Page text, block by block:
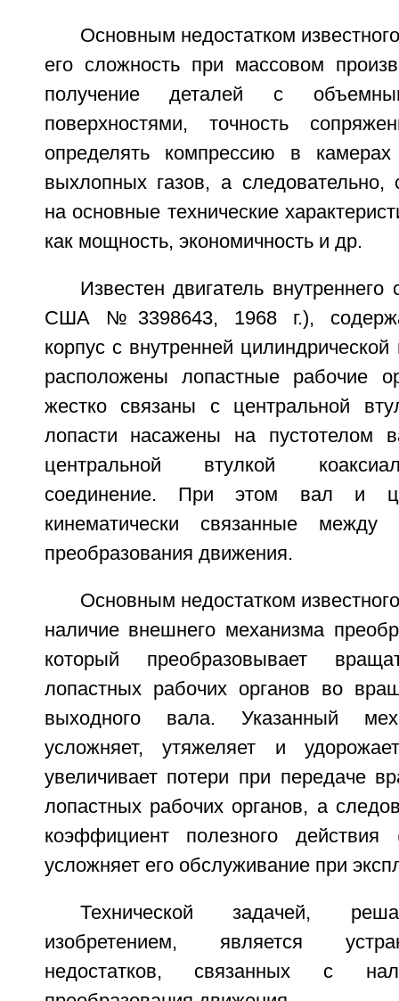
Основным недостатком
его сложность при массовом
получение деталей с
поверхностями, точность
определять компрессию в
выхлопных газов, а следовательно,
на основные технические
как мощность, экономичность и др.
Известен двигатель внутреннего
США №3398643, 1968 г.),
корпус с внутренней
расположены лопастные рабочие
жестко связаны с центральной
лопасти насажены на пустотелом
центральной втулкой
соединение. При этом вал и
кинематически связанные между
преобразования движения.
Основным недостатком
наличие внешнего механизма
который преобразовывает
лопастных рабочих органов во
выходного вала. Указанный
усложняет, утяжеляет и
увеличивает потери при передаче
лопастных рабочих органов, а
коэффициент полезного
усложняет его обслуживание при
Технической задачей,
изобретением, является
недостатков, связанных с